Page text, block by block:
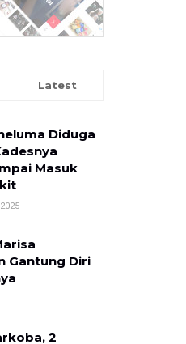
Latest
Diduga
Masuk
Gantung Diri
2